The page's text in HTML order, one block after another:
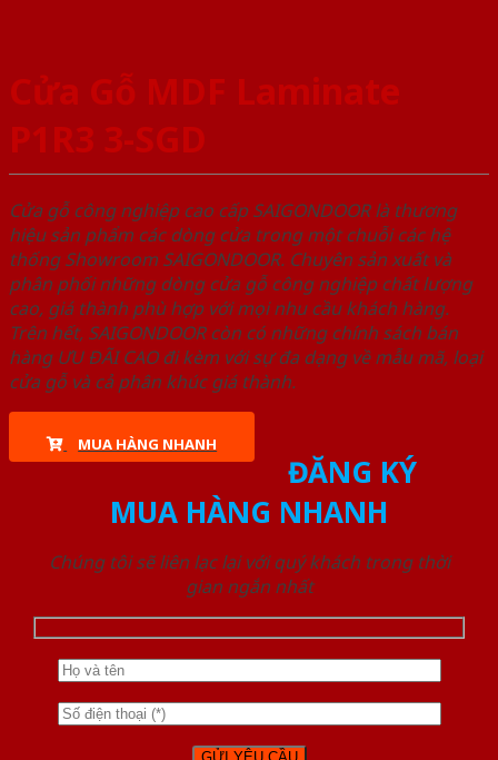
Cửa Gỗ MDF Laminate
P1R3 3-SGD
Cửa gỗ công nghiệp cao cấp SAIGONDOOR là thương
hiệu sản phẩm các dòng cửa trong một chuỗi các hệ
thống Showroom SAIGONDOOR. Chuyên sản xuất và
phân phối những dòng cửa gỗ công nghiệp chất lượng
cao, giá thành phù hợp với mọi nhu cầu khách hàng.
Trên hết, SAIGONDOOR còn có những chính sách bán
hàng ƯU ĐÃI CAO đi kèm với sự đa dạng về mẫu mã, loại
cửa gỗ và cả phân khúc giá thành.
MUA HÀNG NHANH
ĐĂNG KÝ
MUA HÀNG NHANH
Chúng tôi sẽ liên lạc lại với quý khách trong thời
gian ngắn nhất